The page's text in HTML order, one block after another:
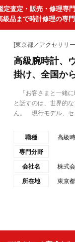
定査定・販売・修理専門
級品まで時計修理の専
[東京都／アクセサリ
高級腕時計、
掛け、全国か
「お客さまと一緒に
と話すのは、世界的
ん。 現行モデル、セ
職種 高級
専門分野
会社名 株式
所在地 東京